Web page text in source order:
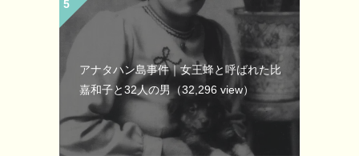
アナタハン島事件｜女王蜂と呼ばれた比
嘉和子と32人の男（32,296 view）